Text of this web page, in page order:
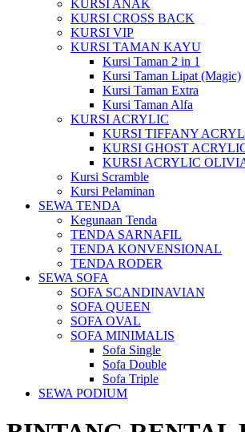
KURSI ANAK
KURSI CROSS BACK
KURSI VIP
KURSI TAMAN KAYU
Kursi Taman 2 in 1
Kursi Taman Lipat (Magic)
Kursi Taman Extra
Kursi Taman Alfa
KURSI ACRYLIC
KURSI TIFFANY
KURSI GHOST
KURSI ACRYLIC
Kursi Scramble
Kursi Pelaminan
SEWA TENDA
Kegunaan Tenda
TENDA SARNAFIL
TENDA KONVENSIONAL
TENDA RODER
SEWA SOFA
SOFA SCANDINAVIAN
SOFA QUEEN
SOFA OVAL
SOFA MINIMALIS
Sofa Single
Sofa Double
Sofa Triple
SEWA PODIUM